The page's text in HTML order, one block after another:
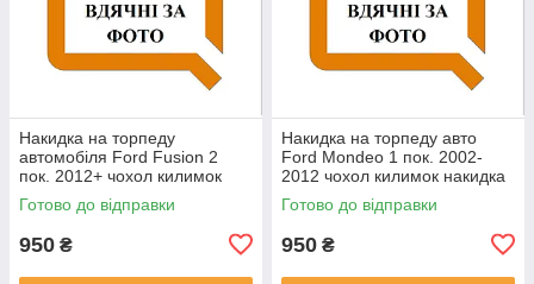
Накидка на торпеду
автомобіля Ford Fusion 2
пок. 2012+ чохол килимок
накидка на панель приладів
Форд Фьюжн
Готово до відправки
950 ₴
Накидка на торпеду авто
Ford Mondeo 1 пок. 2002-
2012 чохол килимок накидка
на панель приладів Форд
Мондео
Готово до відправки
950 ₴